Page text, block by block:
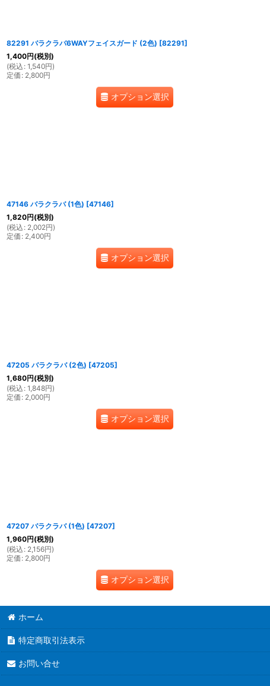
82291 バラクラバ6WAYフェイスガード (2色) [82291]
1,400円(税別)
(税込 : 1,540円)
定価 : 2,800円
オプション選択
47146 バラクラバ (1色) [47146]
1,820円(税別)
(税込 : 2,002円)
定価 : 2,400円
オプション選択
47205 バラクラバ (2色) [47205]
1,680円(税別)
(税込 : 1,848円)
定価 : 2,000円
オプション選択
47207 バラクラバ (1色) [47207]
1,960円(税別)
(税込 : 2,156円)
定価 : 2,800円
オプション選択
ホーム
特定商取引法表示
お問い合せ